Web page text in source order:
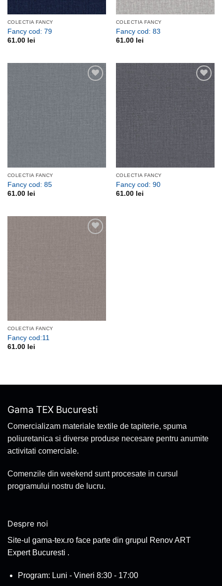
COLECTIA FANCY
Fancy cod: 79
61.00 lei
COLECTIA FANCY
Fancy cod: 83
61.00 lei
COLECTIA FANCY
Fancy cod: 85
61.00 lei
Adauga
favorite
COLECTIA FANCY
Fancy cod: 90
61.00 lei
COLECTIA FANCY
Fancy cod:11
61.00 lei
Gama TEX Bucuresti
Comercializam materiale textile de tapiterie, spuma
poliuretanica si diverse produse necesare pentru anumite
activitati comerciale.
Comenzile din weekend sunt procesate in cursul
programului nostru de lucru.
Despre noi
Site-ul gama-tex.ro face parte din grupul Renov ART
Expert Bucuresti .
Program: Luni - Vineri 8:30 - 17:00